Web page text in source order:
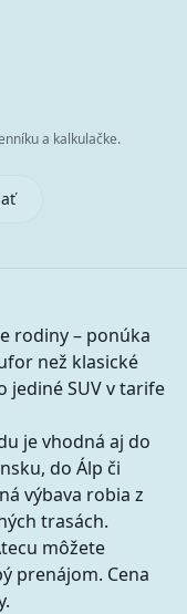
a kalkulačke.
rodiny – ponúka
než klasické
jediné SUV v tarife
je vhodná aj do
do Álp či
výbava robia z
trasách.
môžete
prenájom. Cena